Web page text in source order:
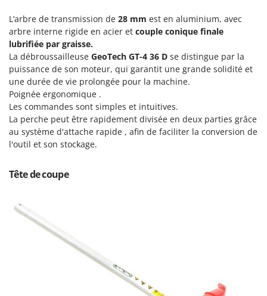
Pulvérisateurs portés
R
Rafraîchisseurs d'air par évaporation
Rampes de chargement en aluminium
Râpes à fromage électriques
Râteaux pour tracteur
Remplisseuses
Robots nettoyeurs de piscine
Rogneuses de souches
Scies à os
Scies à Ruban
Scies alternatives à batterie
Scies de jardin télescopiques
GVS
GYS
H
Hailo
Helvi
Henx
HiKOKI
I
Imperia
Infaco
L’arbre de transmission de 28 mm est en aluminium, avec
arbre interne rigide en acier et couple conique finale
lubrifiée par graisse.
La débroussailleuse GeoTech GT-4 36 D se distingue par la
puissance de son moteur, qui garantit une grande solidité et
une durée de vie prolongée pour la machine.
Poignée ergonomique .
Les commandes sont simples et intuitives.
La perche peut être rapidement divisée en deux parties grâce
au système d'attache rapide , afin de faciliter la conversion de
l'outil et son stockage.
Tête de coupe